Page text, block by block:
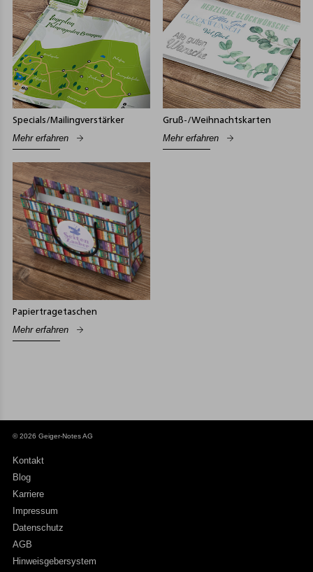
Specials/Mailingverstärker
Mehr erfahren
Gruß-/Weihnachtskarten
Mehr erfahren
Papiertragetaschen
Mehr erfahren
© 2026 Geiger-Notes AG
Kontakt
Blog
Karriere
Impressum
Datenschutz
AGB
Hinweisgebersystem